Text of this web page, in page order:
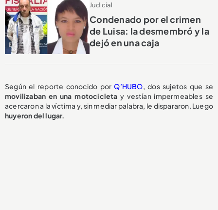
Judicial
Condenado por el crimen
de Luisa: la desmembró y la
dejó en una caja
Según el reporte conocido porQ’HUBO, dos sujetos que se
movilizaban en una motocicletay vestían impermeables se
acercaron a la víctima y, sin mediar palabra, le dispararon. Luego
huyeron del lugar.